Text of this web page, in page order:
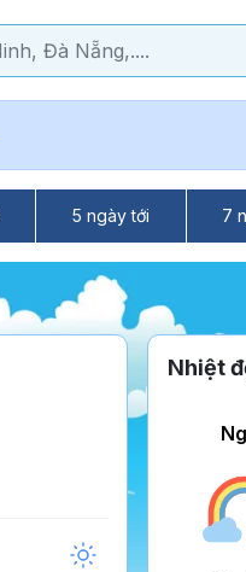
5 ngày tới 7
Nhiệt